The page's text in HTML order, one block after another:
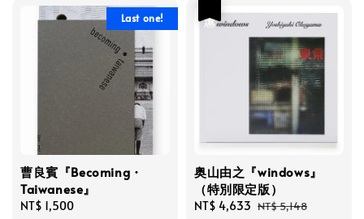
Last one!
曹良賓『Becoming・
Taiwanese』
Regular
NT$ 1,500
奥山由之『windows』
（特別限定版）
Sale
NT$ 4,633 Regular
NT$ 5,148